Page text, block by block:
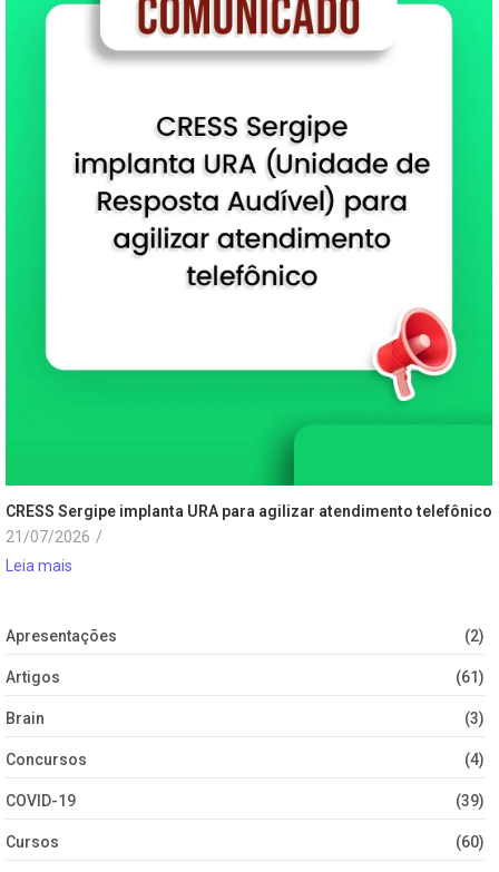
CRESS Sergipe implanta URA para agilizar atendimento telefônico
21/07/2026 /
Leia mais
Apresentações (2)
Artigos (61)
Brain (3)
Concursos (4)
COVID-19 (39)
Cursos (60)